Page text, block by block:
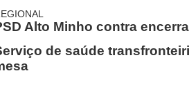
Alto Minho contra
de saúde